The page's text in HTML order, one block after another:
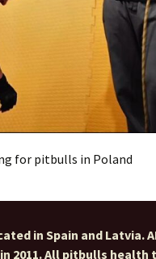
for pitbulls in Poland
in Spain and
2011. All pitbulls health